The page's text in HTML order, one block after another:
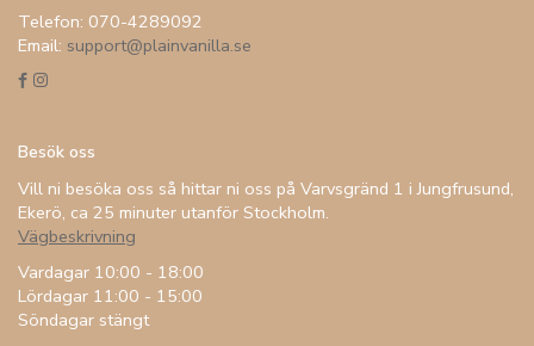
Telefon: 070-4289092
Email: support@plainvanilla.se
Besök oss
Vill ni besöka oss så hittar ni oss på Varvsgränd 1 i Jungfrusund,
Ekerö, ca 25 minuter utanför Stockholm.
Vägbeskrivning
Vardagar 10:00 - 18:00
Lördagar 11:00 - 15:00
Söndagar stängt